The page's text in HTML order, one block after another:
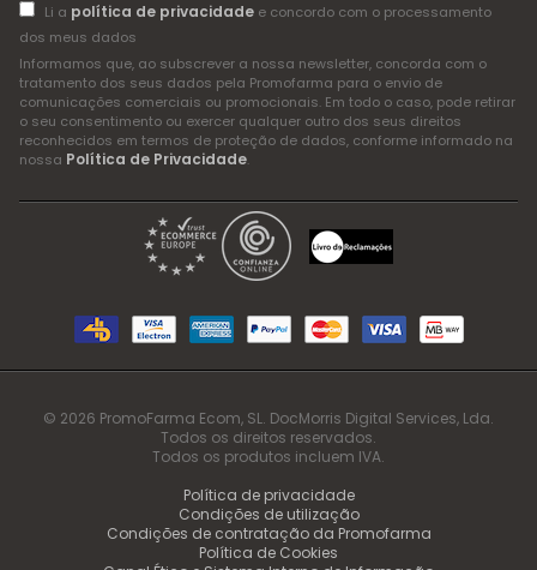
Li a política de privacidadee concordo com o processamento
dos meus dados
Informamos que, ao subscrever a nossa newsletter, concorda com o
tratamento dos seus dados pela Promofarma para o envio de
comunicações comerciais ou promocionais. Em todo o caso, pode retirar
o seu consentimento ou exercer qualquer outro dos seus direitos
reconhecidos em termos de proteção de dados, conforme informado na
nossa Política de Privacidade.
© 2026 PromoFarma Ecom, SL. DocMorris Digital Services, Lda.
Todos os direitos reservados.
Todos os produtos incluem IVA.
Política de privacidade
Condições de utilização
Condições de contratação da Promofarma
Política de Cookies